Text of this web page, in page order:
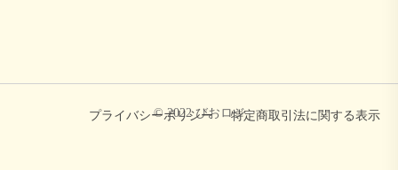
© 2022 びおロジ特定商取引法に関する表示
プライバシーポリシー